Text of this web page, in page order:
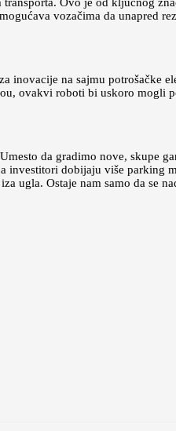
Ovo je od ključnog
vozačima da unapred
inovacije na sajmu potrošačke
ovakvi roboti bi uskoro mogli
da gradimo nove, skupe
investitori dobijaju više parking
ugla. Ostaje nam samo da se